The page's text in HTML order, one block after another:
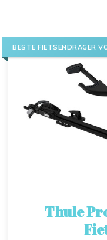
BESTE FIETSENDRAGER
Thule